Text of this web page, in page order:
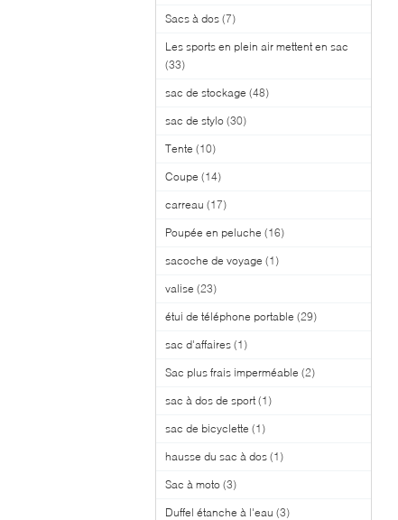
Sacs à dos (7)
Les sports en plein air mettent en sac
(33)
sac de stockage (48)
sac de stylo (30)
Tente (10)
Coupe (14)
carreau (17)
Poupée en peluche (16)
sacoche de voyage (1)
valise (23)
étui de téléphone portable (29)
sac d'affaires (1)
Sac plus frais imperméable (2)
sac à dos de sport (1)
sac de bicyclette (1)
hausse du sac à dos (1)
Sac à moto (3)
Duffel étanche à l'eau (3)